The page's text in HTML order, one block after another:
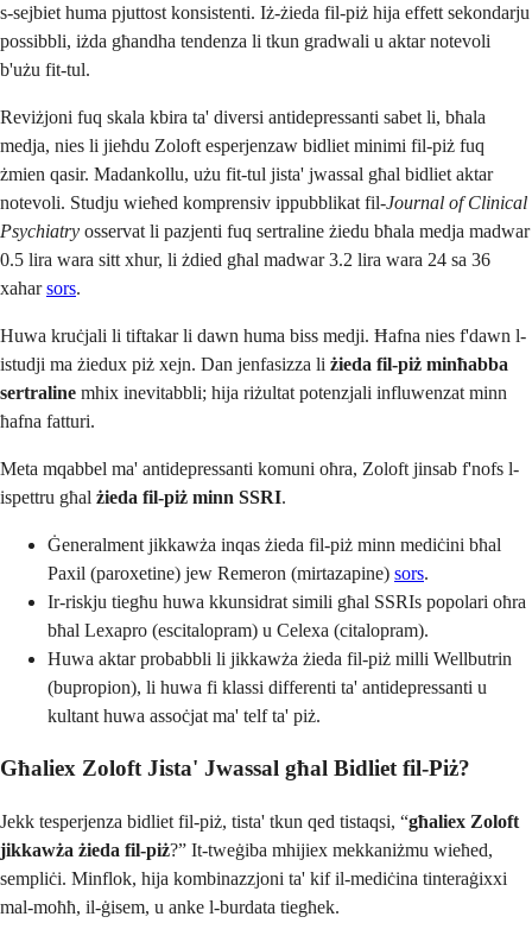
s-sejbiet huma pjuttost konsistenti. Iż-żieda fil-piż hija effett sekondarju
possibbli, iżda għandha tendenza li tkun gradwali u aktar notevoli
b'użu fit-tul.
Reviżjoni fuq skala kbira ta' diversi antidepressanti sabet li, bħala
medja, nies li jieħdu Zoloft esperjenzaw bidliet minimi fil-piż fuq
żmien qasir. Madankollu, użu fit-tul jista' jwassal għal bidliet aktar
notevoli. Studju wieħed komprensiv ippubblikat fil-Journal of Clinical
Psychiatry osservat li pazjenti fuq sertraline żiedu bħala medja madwar
0.5 lira wara sitt xhur, li żdied għal madwar 3.2 lira wara 24 sa 36
xaharsors.
Huwa kruċjali li tiftakar li dawn huma biss medji. Ħafna nies f'dawn l-
istudji ma żiedux piż xejn. Dan jenfasizza li żieda fil-piż minħabba
sertraline mhix inevitabbli; hija riżultat potenzjali influwenzat minn
ħafna fatturi.
Meta mqabbel ma' antidepressanti komuni oħra, Zoloft jinsab f'nofs l-
ispettru għal żieda fil-piż minn SSRI.
Ġeneralment jikkawża inqas żieda fil-piż minn mediċini bħal
Paxil (paroxetine) jew Remeron (mirtazapine) sors.
Ir-riskju tiegħu huwa kkunsidrat simili għal SSRIs popolari oħra
bħal Lexapro (escitalopram) u Celexa (citalopram).
Huwa aktar probabbli li jikkawża żieda fil-piż milli Wellbutrin
(bupropion), li huwa fi klassi differenti ta' antidepressanti u
kultant huwa assoċjat ma' telf ta' piż.
Għaliex Zoloft Jista' Jwassal għal Bidliet fil-Piż?
Jekk tesperjenza bidliet fil-piż, tista' tkun qed tistaqsi, “għaliex Zoloft
jikkawża żieda fil-piż?” It-tweġiba mhijiex mekkaniżmu wieħed,
sempliċi. Minflok, hija kombinazzjoni ta' kif il-mediċina tinteraġixxi
mal-moħħ, il-ġisem, u anke l-burdata tiegħek.